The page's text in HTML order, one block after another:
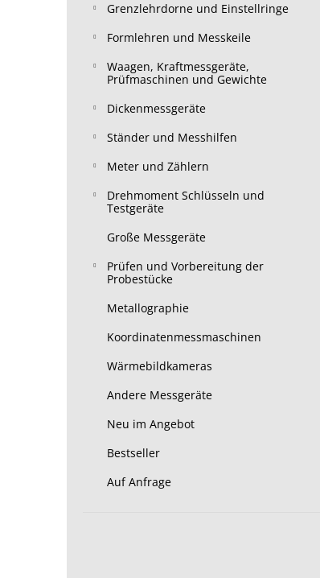
Grenzlehrdorne und Einstellringe
Formlehren und Messkeile
Waagen, Kraftmessgeräte,
Prüfmaschinen und Gewichte
Dickenmessgeräte
Ständer und Messhilfen
Meter und Zählern
Drehmoment Schlüsseln und
Testgeräte
Große Messgeräte
Prüfen und Vorbereitung der
Probestücke
Metallographie
Koordinatenmessmaschinen
Wärmebildkameras
Andere Messgeräte
Neu im Angebot
Bestseller
Auf Anfrage